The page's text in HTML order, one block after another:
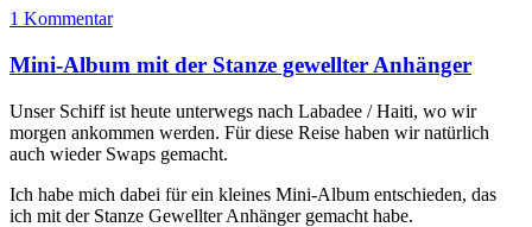
1 Kommentar
Mini-Album mit der Stanze gewellter Anhänger
Unser Schiff ist heute unterwegs nach Labadee / Haiti, wo wir
morgen ankommen werden. Für diese Reise haben wir natürlich
auch wieder Swaps gemacht.
Ich habe mich dabei für ein kleines Mini-Album entschieden, das
ich mit der Stanze Gewellter Anhänger gemacht habe.